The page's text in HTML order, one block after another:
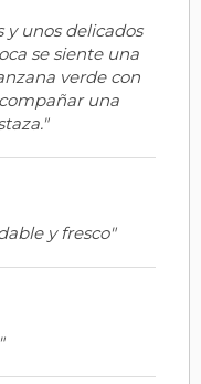
y unos delicados
se siente una
verde con
una
y fresco"